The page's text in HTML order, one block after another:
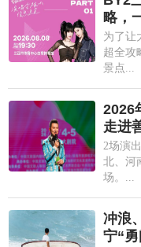
略，
为了让
超全攻
景点...
2026
走进
2场演
北、河
场。...
冲浪
宁“